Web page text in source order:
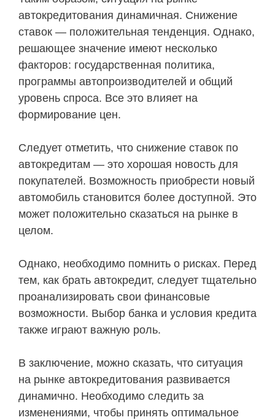
автокредитования динамичная. Снижение
ставок — положительная тенденция. Однако,
решающее значение имеют несколько
факторов: государственная политика,
программы автопроизводителей и общий
уровень спроса. Все это влияет на
формирование цен.
Следует отметить, что снижение ставок по
автокредитам — это хорошая новость для
покупателей. Возможность приобрести новый
автомобиль становится более доступной. Это
может положительно сказаться на рынке в
целом.
Однако, необходимо помнить о рисках. Перед
тем, как брать автокредит, следует тщательно
проанализировать свои финансовые
возможности. Выбор банка и условия кредита
также играют важную роль.
В заключение, можно сказать, что ситуация
на рынке автокредитования развивается
динамично. Необходимо следить за
изменениями, чтобы принять оптимальное